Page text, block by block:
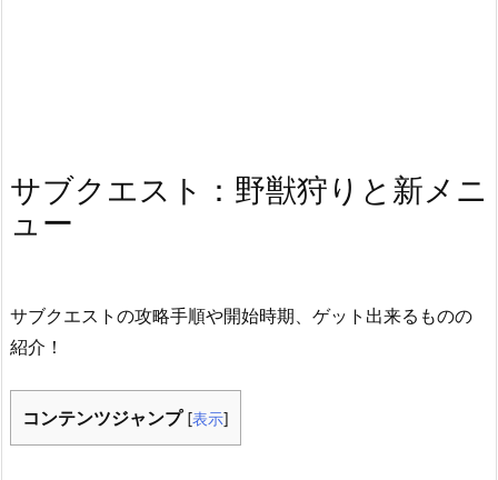
サブクエスト：野獣狩りと新メニ
ュー
サブクエストの攻略手順や開始時期、ゲット出来るものの
紹介！
コンテンツジャンプ [表示]